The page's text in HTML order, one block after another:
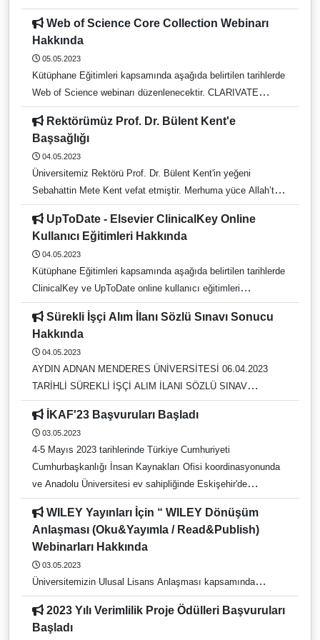
Eşleştirme JoVE Video Journal (Research):
Akademisyenlerin araştırmalarında kullanabilmesi için
hazırlanmış videolardan oluşmaktadır. Yeni bir teknik
geliştirmek isteyen akademisyenler bu bölümlerdeki videoları
izleyerek kendi deneylerini yapabilirler. JoVE Science
Education (Education): Öğrenci eğitimi için hazırlanan ve
konuları görsel olarak açıklayan videolardan oluşmaktadır.
Akademisyenler bu içerikleri derslerinde eğitim amaçlı olarak
kullanabilirler. Tüm videolarda Türkçe
Su Bircan vefat etmiştir. Cenazesi Ankara’da kaldırılacaktır.
Merhumeye Allahtan rahmet, ailesine ve yakınlarına
başsağlığı ve sabırlar dileriz.
Hakkında
05.05.2023
Kütüphane Eğitimleri kapsamında aşağıda belirtilen tarihlerde
Web of Science webinarı düzenlenecektir. CLARIVATE
MAYIS AYI WEBİNARI Web of Science Core Collection
kullanarak güvenle araştırma yapın! 12/05/2023, Cuma 11:00
60 dk. Kayıt:
https://clarivatesupport.webex.com/weblink/register/rff4a9a3c
3de2fdf5cc76ca67456dbe9f
Başsağlığı
04.05.2023
Üniversitemiz Rektörü Prof. Dr. Bülent Kent'in yeğeni
Sebahattin Mete Kent vefat etmiştir. Merhuma yüce Allah’tan
rahmet, ailesine ve yakınlarına sabır ve başsağlığı dileriz.
Kullanıcı Eğitimleri Hakkında
04.05.2023
Kütüphane Eğitimleri kapsamında aşağıda belirtilen tarihlerde
ClinicalKey ve UpToDate online kullanıcı eğitimleri
düzenlenecektir. Eğitimlere Kayıt İçin: 8 Mayıs Pazartesi
12:30 https://us02web.zoom.us/meeting/register/tZErc-
6przgsH9OclbSs39m2Gx2EhEipdxmp 15 Mayıs Pazartesi
12:30
https://us02web.zoom.us/meeting/register/tZ0qcuGgqDgtHdU
60KEMpHJVnMNypvhdYHXm 22 Mayıs Pazartesi 12:30
https://us02web.zoom.us/meeting/register/tZItcOitpzMqH9BS
IXf6B4w7cKLvX4vaJO2 UpToDate veri tabanı, 25 Uzmanlık
alanında,7400’den fazla uzman doktor tarafından hazırlanan
Hakkında
04.05.2023
AYDIN ADNAN MENDERES ÜNİVERSİTESİ 06.04.2023
TARİHLİ SÜREKLİ İŞÇİ ALIM İLANI SÖZLÜ SINAV
SONUCU HAKKINDA DUYURU
İKAF'23 Başvuruları Başladı
03.05.2023
4-5 Mayıs 2023 tarihlerinde Türkiye Cumhuriyeti
Cumhurbaşkanlığı İnsan Kaynakları Ofisi koordinasyonunda
ve Anadolu Üniversitesi ev sahipliğinde Eskişehir'de
gerçekleştirilecek olan İç Anadolu Kariyer Fuarı'nda yüzlerce
firma ile iş ve staj imkanları, mülakat simülasyonları,
seminerler, workshoplar, teknik geziler ve daha birçok etkinlik
düzenlenecektir. İç Anadolu Kariyer Fuarı'na katılmak için
https://www.yetenekkapisi.org/ adresine kaydolup İKAF'23
başvurunuzu tamamlayabilirsiniz.
Anlaşması (Oku&Yayımla / Read&Publish)
Webinarları Hakkında
03.05.2023
Üniversitemizin Ulusal Lisans Anlaşması kapsamında
erişiminde olan WILEY yayınları için “ WILEY Dönüşüm
Anlaşması (Oku&Yayımla / Read&Publish) Webinarları”
gerçekleştirilecektir. Eğitim sadece araştırmacılar ve yazarlar
Başladı